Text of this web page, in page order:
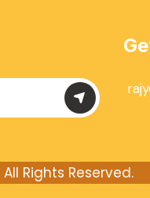
All Rights Reserved.